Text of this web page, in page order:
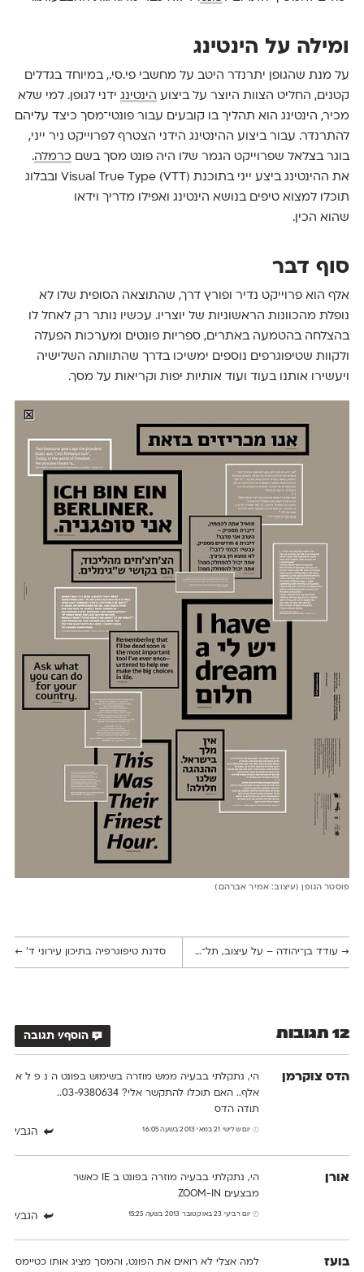
ומילה על הינטינג
על מנת שהגופן יתרנדר היטב על מחשבי פי.סי., במיוחד בגדלים
קטנים, החליט הצוות היוצר על ביצוע הינטינגידני לגופן. למי שלא
מכיר, הינטינג הוא תהליך בו קובעים עבור פונטי־מסך כיצד עליהם
להתרנדר. עבור ביצוע ההינטינג הידני הצטרף לפרוייקט ניר ייני,
בוגר בצלאל שפרוייקט הגמר שלו היה פונט מסך בשם כרמלה.
את ההינטינג ביצע ייני בתוכנת (Visual True Type (VTT ובבלוג
תוכלו למצוא טיפים בנושא הינטינג ואפילו מדריך וידאו
שהוא הכין.
סוף דבר
אלף הוא פרוייקט נדיר ופורץ דרך, שהתוצאה הסופית שלו לא
נופלת מהכוונות הראשוניות של יוצריו. עכשיו נותר רק לאחל לו
בהצלחה בהטמעה באתרים, ספריות פונטים ומערכות הפעלה
ולקוות שטיפוגרפים נוספים ימשיכו בדרך שהתוותה השלישיה
ויעשירו אותנו בעוד ועוד אותיות יפות וקריאות על מסך.
פוסטר הגופן (עיצוב: אמיר אברהם)
→עודד בן־יהודה – על עיצוב, תל־אביב, וחיים בין ורוד מג'נטה לשחור מוחלט סדנת טיפוגרפיה בתיכון עירוני ד'←
הוסף/י תגובה 12 תגובות
הדס צוקרמן
הי, נתקלתי בבעיה ממש מוזרה בשימוש בפונט ה נ פ ל א
אלף.. האם תוכלו להתקשר אלי? 03-9380634..
תודה הדס
יום שלישי 21 במאי 2013 בשעה 16:05 הגב/י
אורן
הי, נתקלתי בבעיה מוזרה בפונט ב IE כאשר
מבצעים ZOOM-IN
יום רביעי 23 באוקטובר 2013 בשעה 15:25 הגב/י
בועז
למה אצלי לא רואים את הפונט, והמסך מציג אותו כטיימס